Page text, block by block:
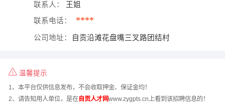
联系人： 王姐
联系电话： ****
公司地址： 自贡沿滩花盘嘴三叉路团结村
温馨提示
1、本平台仅供信息发布，不会收取押金、保证金均！
2、请告知用人单位，是在自贡人才网www.zygpts.cn上看到该招聘信息的！